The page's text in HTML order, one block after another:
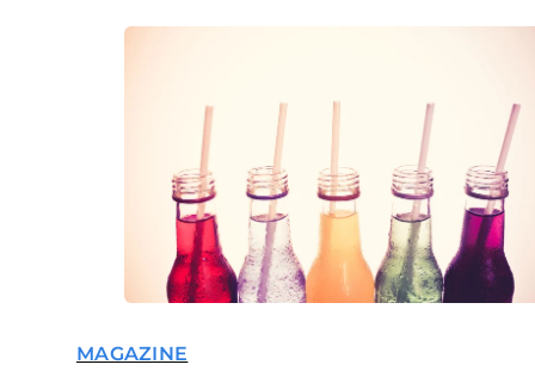
consigli nutrizionali sono "su misura"
MAGAZINE